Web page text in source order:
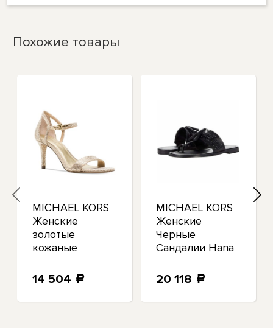
Похожие товары
MICHAEL KORS
Женские
золотые
кожаные
Simone Toe
ремешком на
14 504 a
MICHAEL KORS
Женские
Черные
Сандалии Hana
Slip On Leather
20 118 a